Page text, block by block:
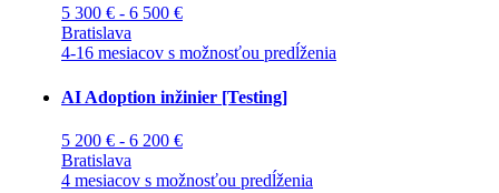
5 300 € - 6 500 €
Bratislava
4-16 mesiacov s možnosťou predĺženia
AI Adoption inžinier [Testing]
5 200 € - 6 200 €
Bratislava
4 mesiacov s možnosťou predĺženia